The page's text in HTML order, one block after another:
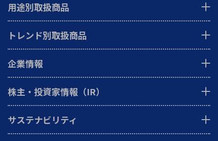
用途別取扱商品
トレンド別取扱商品
企業情報
株主・投資家情報（IR）
サステナビリティ